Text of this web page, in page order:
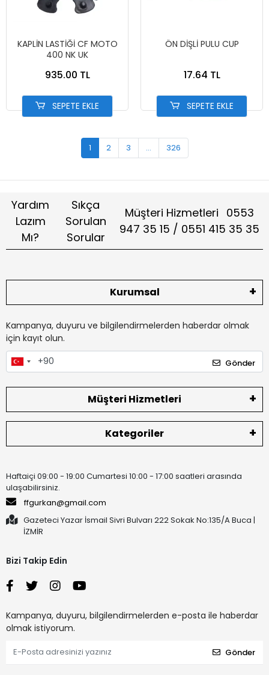
KAPLİN LASTİĞİ CF MOTO
400 NK UK
935.00 TL
SEPETE EKLE
ÖN DİŞLİ PULU CUP
17.64 TL
SEPETE EKLE
1 2 3 ... 326
Yardım
Lazım
Mı?
Sıkça
Sorulan
Sorular
Müşteri Hizmetleri 0553
947 35 15 / 0551 415 35 35
Kurumsal
Kampanya, duyuru ve bilgilendirmelerden haberdar olmak
için kayıt olun.
Gönder
Müşteri Hizmetleri
Kategoriler
Haftaiçi 09:00 - 19:00 Cumartesi 10:00 - 17:00 saatleri arasında
ulaşabilirsiniz.
ffgurkan@gmail.com
Gazeteci Yazar İsmail Sivri Bulvarı 222 Sokak No:135/A Buca |
İZMİR
Bizi Takip Edin
Kampanya, duyuru, bilgilendirmelerden e-posta ile haberdar
olmak istiyorum.
Gönder